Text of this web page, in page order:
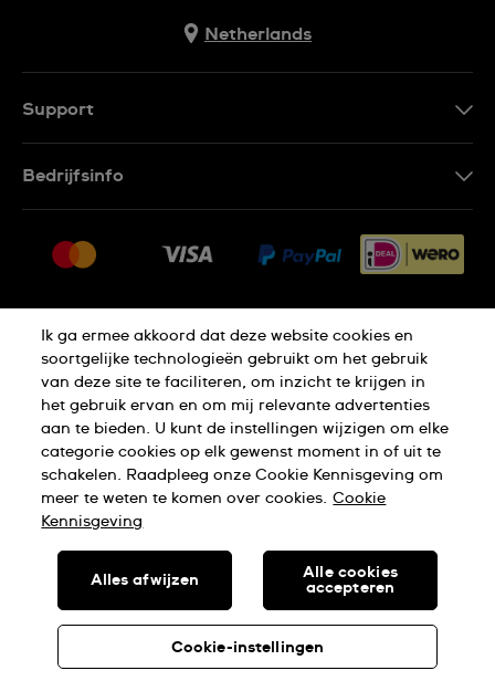
Netherlands
Support
Retouren
Verkoopvoorwaarden
Annulering van de overeenkomst
Bedrijfsinfo
Vacatures
Thuiswinkel certificaat
Privacy Verklaring Cookies
Gebruiksvoorwaarden
SWISS MADE
SWATCH AG 2026. ALLE RECHTEN VOORBEHOUDEN: SWISS
Ik ga ermee akkoord dat deze website cookies en
soortgelijke technologieën gebruikt om het gebruik
van deze site te faciliteren, om inzicht te krijgen in
het gebruik ervan en om mij relevante advertenties
aan te bieden. U kunt de instellingen wijzigen om elke
categorie cookies op elk gewenst moment in of uit te
schakelen. Raadpleeg onze Cookie Kennisgeving om
meer te weten te komen over cookies. Cookie
Kennisgeving
Cookie-instellingen
Alles afwijzen
Alle cookies
accepteren